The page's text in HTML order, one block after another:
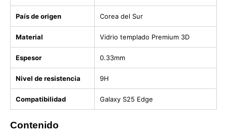
País de origen Corea del Sur
Material Vidrio templado Premium 3D
Espesor 0.33mm
Nivel de resistencia 9H
Compatibilidad Galaxy S25 Edge
Contenido